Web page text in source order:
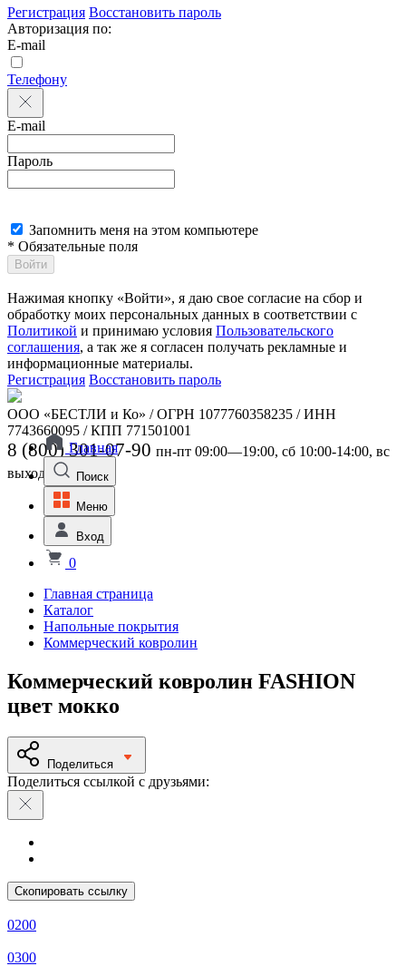
Регистрация Восстановить пароль
Авторизация по:
E-mail
Телефону
E-mail
Пароль
Запомнить меня на этом компьютере
* Обязательные поля
Войти
Нажимая кнопку «Войти», я даю свое согласие на сбор и
обработку моих персональных данных в соответствии с
Политикой и принимаю условия Пользовательского
соглашения, а так же я согласен получать рекламные и
информационные материалы.
Регистрация Восстановить пароль
ООО «БЕСТЛИ и Ко» / ОГРН 1077760358235 / ИНН
7743660095 / КПП 771501001
8 (800) 301-07-90 пн-пт 09:00—19:00, сб 10:00-14:00, вс
выходной
Главная
Поиск
Меню
Вход
0
Главная страница
Каталог
Напольные покрытия
Коммерческий ковролин
Коммерческий ковролин FASHION
цвет мокко
Поделиться
Поделиться ссылкой с друзьями:
Скопировать ссылку
0200
0300